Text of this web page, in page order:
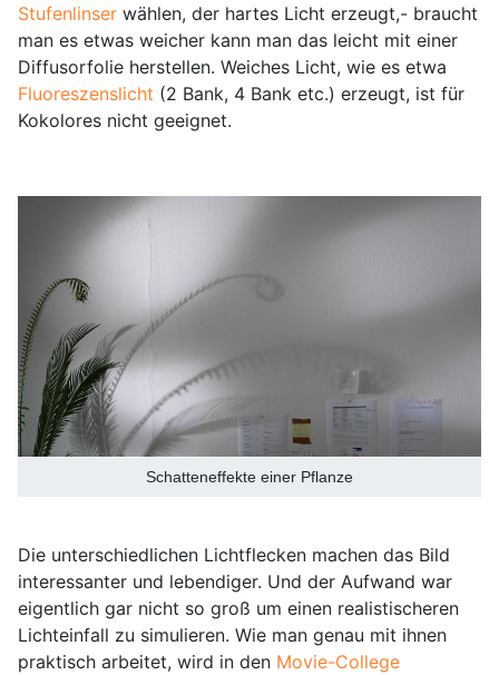
Stufenlinser wählen, der hartes Licht erzeugt,- braucht
man es etwas weicher kann man das leicht mit einer
Diffusorfolie herstellen. Weiches Licht, wie es etwa
Fluoreszenslicht (2 Bank, 4 Bank etc.) erzeugt, ist für
Kokolores nicht geeignet.
Schatteneffekte einer Pflanze
Die unterschiedlichen Lichtflecken machen das Bild
interessanter und lebendiger. Und der Aufwand war
eigentlich gar nicht so groß um einen realistischeren
Lichteinfall zu simulieren. Wie man genau mit ihnen
praktisch arbeitet, wird in den Movie-College